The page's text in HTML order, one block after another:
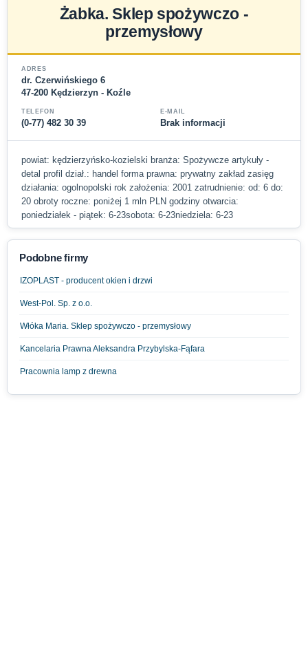
Żabka. Sklep spożywczo -
przemysłowy
ADRES
dr. Czerwińskiego 6
47-200 Kędzierzyn - Koźle
TELEFON
(0-77) 482 30 39
E-MAIL
Brak informacji
powiat: kędzierzyńsko-kozielski branża: Spożywcze artykuły -
detal profil dział.: handel forma prawna: prywatny zakład zasięg
działania: ogolnopolski rok założenia: 2001 zatrudnienie: od: 6 do:
20 obroty roczne: poniżej 1 mln PLN godziny otwarcia:
poniedziałek - piątek: 6-23sobota: 6-23niedziela: 6-23
Podobne firmy
IZOPLAST - producent okien i drzwi
West-Pol. Sp. z o.o.
Włóka Maria. Sklep spożywczo - przemysłowy
Kancelaria Prawna Aleksandra Przybylska-Fąfara
Pracownia lamp z drewna